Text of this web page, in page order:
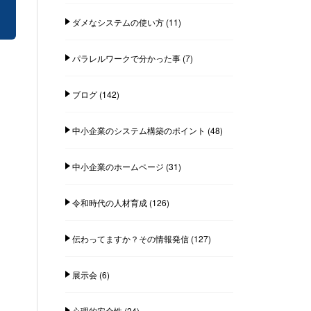
ダメなシステムの使い方(11)
パラレルワークで分かった事(7)
ブログ(142)
中小企業のシステム構築のポイント (48)
中小企業のホームページ (31)
令和時代の人材育成(126)
伝わってますか？その情報発信(127)
展示会(6)